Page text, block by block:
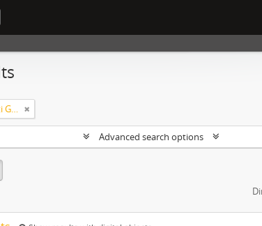
Koralbok: Melodierna till nr 1-118 uti Gamla Psalmboken, enstämmigt satta
Advanced search options